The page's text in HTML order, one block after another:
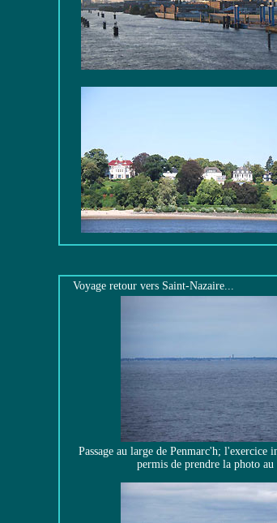
Voyage retour vers Saint-Nazaire...
Passage au large de Penmarc'h; l'exercice
permis de prendre la photo au